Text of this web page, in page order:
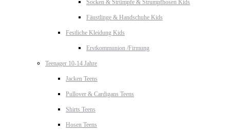
Socken & Strümpfe & Strumpfhosen Kids
Fäustlinge & Handschuhe Kids
Festliche Kleidung Kids
Erstkommunion /Firmung
Teenager 10-14 Jahre
Jacken Teens
Pullover & Cardigans Teens
Shirts Teens
Hosen Teens